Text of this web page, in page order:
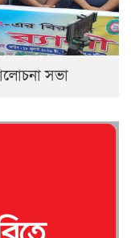
সভা